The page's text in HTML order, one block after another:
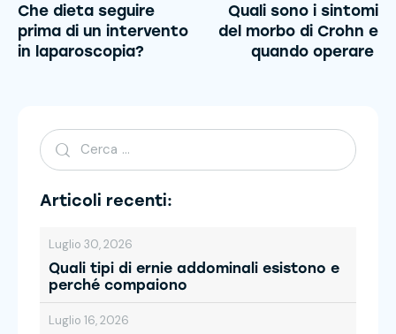
Che dieta seguire
prima di un intervento
in laparoscopia?
Quali sono i sintomi
del morbo di Crohn e
quando operare
Articoli recenti:
Luglio 30, 2026
Quali tipi di ernie addominali esistono e
perché compaiono
Luglio 16, 2026